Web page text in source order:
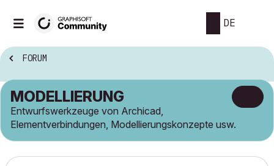
DE
FORUM
MODELLIERUNG
Entwurfswerkzeuge von Archicad,
Elementverbindungen, Modellierungskonzepte usw.